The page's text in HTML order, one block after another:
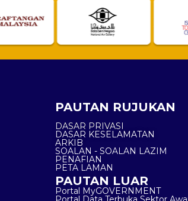
PAUTAN RUJUKAN
DASAR PRIVASI
DASAR KESELAMATAN
ARKIB
SOALAN - SOALAN LAZIM
PENAFIAN
PETA LAMAN
PAUTAN LUAR
Portal MyGOVERNMENT